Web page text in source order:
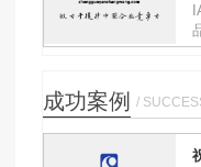
成功案例 /